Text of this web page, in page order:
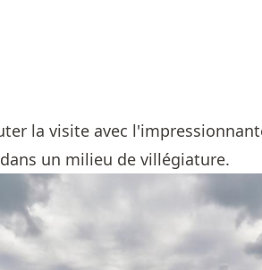
la visite avec
un milieu de villégiature.